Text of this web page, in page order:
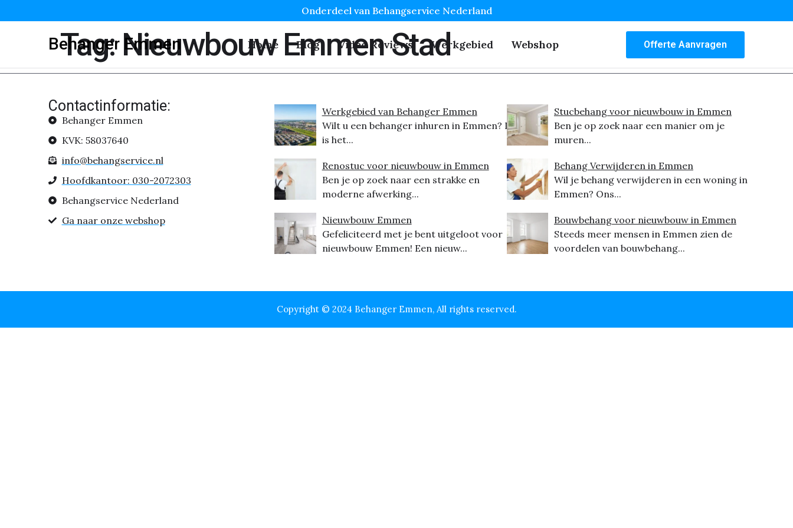
Onderdeel van Behangservice Nederland
Behanger Emmen Home Blog Video Reviews Werkgebied Webshop Offerte Aanvragen
Tag:Nieuwbouw Emmen Stad
Contactinformatie:
Behanger Emmen
KVK: 58037640
info@behangservice.nl
Hoofdkantoor: 030-2072303
Behangservice Nederland
Ga naar onze webshop
Werkgebied van Behanger Emmen
Wilt u een behanger inhuren in Emmen? Dit
is het...
Renostuc voor nieuwbouw in Emmen
Ben je op zoek naar een strakke en
moderne afwerking...
Nieuwbouw Emmen
Gefeliciteerd met je bent uitgeloot voor
nieuwbouw Emmen! Een nieuw...
Stucbehang voor nieuwbouw in Emmen
Ben je op zoek naar een manier om je
muren...
Behang Verwijderen in Emmen
Wil je behang verwijderen in een woning in
Emmen? Ons...
Bouwbehang voor nieuwbouw in Emmen
Steeds meer mensen in Emmen zien de
voordelen van bouwbehang...
Copyright © 2024 Behanger Emmen, All rights reserved.